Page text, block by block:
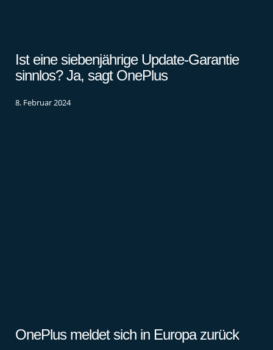
Ist eine siebenjährige Update-Garantie
sinnlos? Ja, sagt OnePlus
8. Februar 2024
OnePlus meldet sich in Europa zurück